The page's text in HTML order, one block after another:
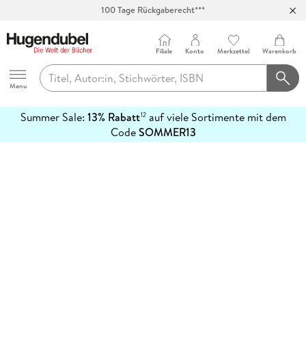
100 Tage Rückgaberecht***
Hugendubel
Menu
Filiale Konto Merkzettel Warenkorb
Summer Sale: 13% Rabatt12auf viele Sortimente mit dem
CodeSOMMER13
erfahren